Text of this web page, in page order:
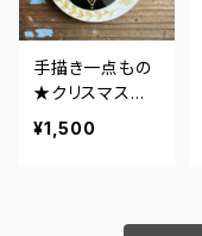
手描き一点もの
★クリスマスオ
ーナメント★ク
ジャク
¥1,500